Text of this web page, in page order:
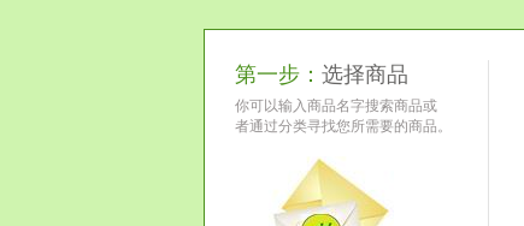
第一步： 选择商品
你可以输入商品名字搜索商品或
者通过分类寻找您所需要的商品。